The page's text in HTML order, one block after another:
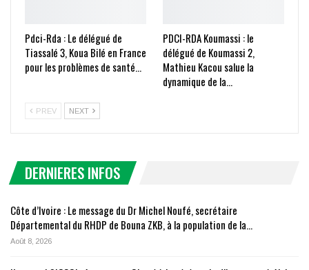
Pdci-Rda : Le délégué de
Tiassalé 3, Koua Bilé en France
pour les problèmes de santé…
PDCI-RDA Koumassi : le
délégué de Koumassi 2,
Mathieu Kacou salue la
dynamique de la…
PREV NEXT
DERNIERES INFOS
Côte d’Ivoire : Le message du Dr Michel Noufé, secrétaire
Départemental du RHDP de Bouna ZKB, à la population de la…
Août 8, 2026